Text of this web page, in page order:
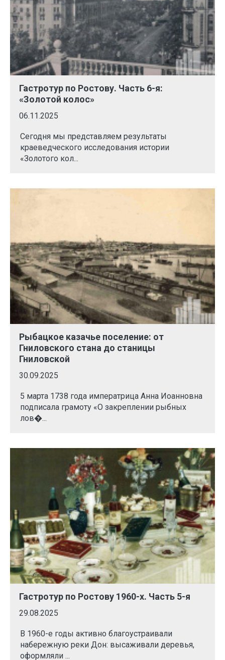
Гастротур по Ростову. Часть 6-я:
«Золотой колос»
06.11.2025
Сегодня мы представляем результаты
краеведческого исследования истории
«Золотого кол...
Рыбацкое казачье поселение: от
Гниловского стана до станицы
Гниловской
30.09.2025
5 марта 1738 года императрица Анна Иоанновна
подписала грамоту «О закреплении рыбных
лов�...
Гастротур по Ростову 1960-х. Часть 5-я
29.08.2025
В 1960-е годы активно благоустраивали
набережную реки Дон: высаживали деревья,
оформляли ...